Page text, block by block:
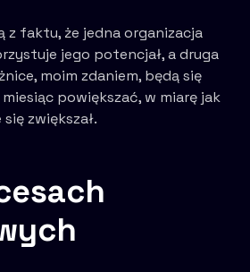
z faktu, że jedna organizacja
jego potencjał, a druga
moim zdaniem, będą się
powiększać, w miarę jak
zwiększał.